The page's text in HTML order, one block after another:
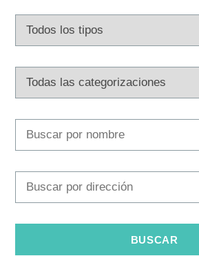
es
+385 21 227 933
info@kastela-info.hr
Villa Nika, Kamberovo šetalište 30,
21216 Kaštel Stari, Hrvatska